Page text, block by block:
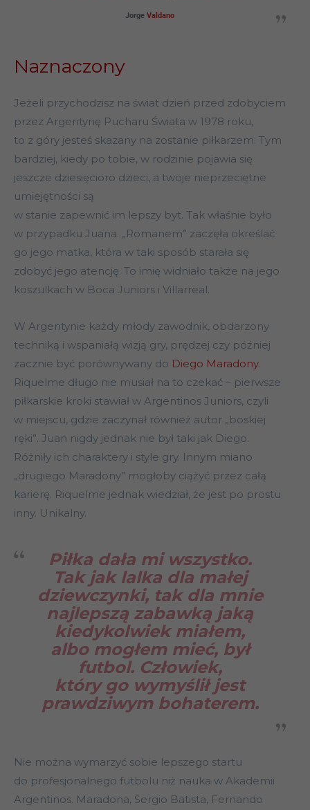
Jorge Valdano
Naznaczony
Jeżeli przychodzisz na świat dzień przed zdobyciem
przez Argentynę Pucharu Świata w 1978 roku,
to z góry jesteś skazany na zostanie piłkarzem. Tym
bardziej, kiedy po tobie, w rodzinie pojawia się
jeszcze dziesięcioro dzieci, a twoje nieprzeciętne
umiejętności są
w stanie zapewnić im lepszy byt. Tak właśnie było
w przypadku Juana. „Romanem” zaczęła określać
go jego matka, która w taki sposób starała się
zdobyć jego atencję. To imię widniało także na jego
koszulkach w Boca Juniors i Villarreal.
W Argentynie każdy młody zawodnik, obdarzony
techniką i wspaniałą wizją gry, prędzej czy później
zacznie być porównywany do Diego Maradony.
Riquelme długo nie musiał na to czekać – pierwsze
piłkarskie kroki stawiał w Argentinos Juniors, czyli
w miejscu, gdzie zaczynał również autor „boskiej
ręki”. Juan nigdy jednak nie był taki jak Diego.
Różniły ich charaktery i style gry. Innym miano
„drugiego Maradony” mogłoby ciążyć przez całą
karierę. Riquelme jednak wiedział, że jest po prostu
inny. Unikalny.
Piłka dała mi wszystko.
Tak jak lalka dla małej
dziewczynki, tak dla mnie
najlepszą zabawką jaką
kiedykolwiek miałem,
albo mogłem mieć, był
futbol. Człowiek,
który go wymyślił jest
prawdziwym bohaterem.
Nie można wymarzyć sobie lepszego startu
do profesjonalnego futbolu niż nauka w Akademii
Argentinos. Maradona, Sergio Batista, Fernando